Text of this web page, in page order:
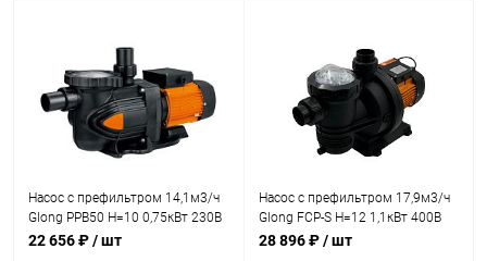
Насос с префильтром 14,1м3/ч
Glong PPB50 Н=10 0,75кВт 230В
(PPB50-100)
22 656 ₽/ шт
Насос с префильтром 17,9м3/ч
Glong FCP-S Н=12 1,1кВт 400В
(FCP-1100S2T)
28 896 ₽/ шт